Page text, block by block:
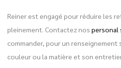
Reiner est engagé pour réduire les
pleinement. Contactez nos personal
commander, pour un renseignement
couleur ou la matière et son